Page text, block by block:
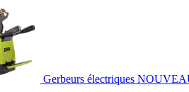
Gerbeurs électriques